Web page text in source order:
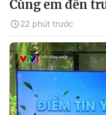
Cùng em đến
22 phút trước